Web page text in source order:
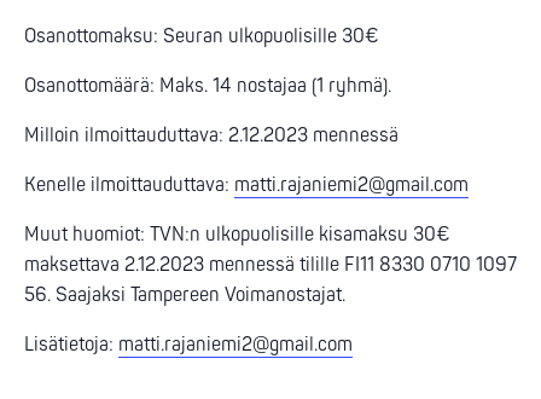
Osanottomaksu: Seuran ulkopuolisille 30€
Osanottomäärä: Maks. 14 nostajaa (1 ryhmä).
Milloin ilmoittauduttava: 2.12.2023 mennessä
Kenelle ilmoittauduttava: matti.rajaniemi2@gmail.com
Muut huomiot: TVN:n ulkopuolisille kisamaksu 30€
maksettava 2.12.2023 mennessä tilille FI11 8330 0710 1097
56. Saajaksi Tampereen Voimanostajat.
Lisätietoja: matti.rajaniemi2@gmail.com